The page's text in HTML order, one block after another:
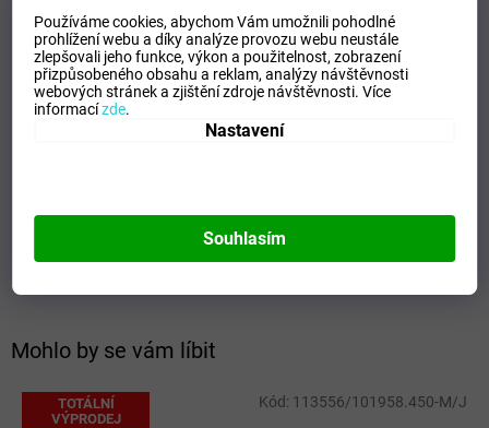
Používáme cookies, abychom Vám umožnili pohodlné
prohlížení webu a díky analýze provozu webu neustále
zlepšovali jeho funkce, výkon a použitelnost,zobrazení
přizpůsobeného obsahu a reklam, analýzy návštěvnosti
webových stránek a zjištění zdroje návštěvnosti.Více
informacízde.
Nastavení
Souhlasím
Mohlo by se vám líbit
TOTÁLNÍ
VÝPRODEJ
Kód: 113556/101958.450-M/J
Bez kapes
Odolná a prodyšná lehká tkanina
Typ střihu: normální
100% polyester
Doplňkové parametry
Tipo Mdelo:
T
100% Polyester
Modelo: 105368.331